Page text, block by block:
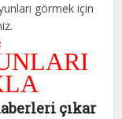
görmek için
çıkar